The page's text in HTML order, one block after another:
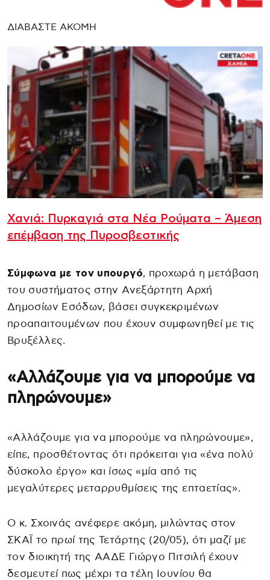
ΔΙΑΒΑΣΤΕ ΑΚΟΜΗ
Χανιά: Πυρκαγιά στα Νέα Ρούματα – Άμεση
επέμβαση της Πυροσβεστικής
Σύμφωνα με τον υπουργό, προχωρά η μετάβαση
του συστήματος στην Ανεξάρτητη Αρχή
Δημοσίων Εσόδων, βάσει συγκεκριμένων
προαπαιτουμένων που έχουν συμφωνηθεί με τις
Βρυξέλλες.
«Αλλάζουμε για να μπορούμε να
πληρώνουμε»
«Αλλάζουμε για να μπορούμε να πληρώνουμε»,
είπε, προσθέτοντας ότι πρόκειται για «ένα πολύ
δύσκολο έργο» και ίσως «μία από τις
μεγαλύτερες μεταρρυθμίσεις της επταετίας».
Ο κ. Σχοινάς ανέφερε ακόμη, μιλώντας στον
ΣΚΑΪ το πρωί της Τετάρτης (20/05), ότι μαζί με
τον διοικητή της ΑΑΔΕ Γιώργο Πιτσιλή έχουν
δεσμευτεί πως μέχρι τα τέλη Ιουνίου θα